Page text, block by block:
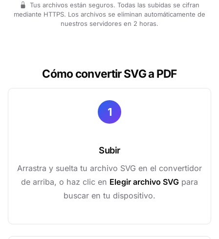
Tus archivos están seguros. Todas las subidas se cifran
mediante HTTPS. Los archivos se eliminan automáticamente de
nuestros servidores en 2 horas.
Cómo convertir SVG a PDF
1
Subir
Arrastra y suelta tu archivo SVG en el convertidor
de arriba, o haz clic en Elegir archivo SVG para
buscar en tu dispositivo.